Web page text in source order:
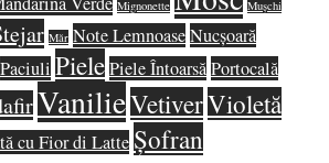
Mignonette Mușchi
Măr Note LemnoaseNucșoară
Paciuli PielePiele ÎntoarsăPortocală
VanilieVetiverVioletă
cu Fior di Latte Șofran